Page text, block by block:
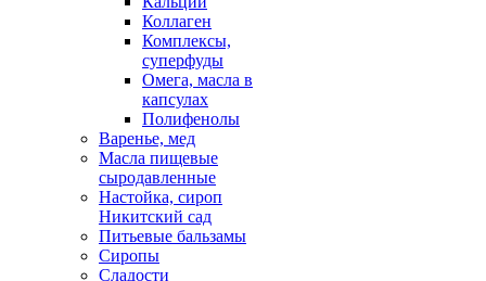
Коллаген
Комплексы,
суперфуды
Омега, масла в
капсулах
Полифенолы
Варенье, мед
Масла пищевые
сыродавленные
Настойка, сироп
Никитский сад
Питьевые бальзамы
Сиропы
Сладости